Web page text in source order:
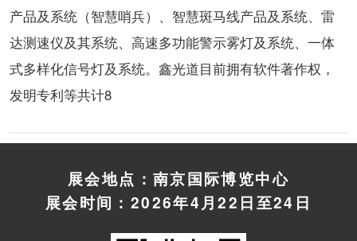
产品及系统（智慧哨兵）、智慧斑马线产品及系统、雷
达测速仪及其系统、高速多功能警示雾灯及系统、一体
式多样化信号灯及系统。鑫光道目前拥有软件著作权，
发明专利等共计8
展会地点：南京国际博览中心
展会时间：2026年4月22日至24日